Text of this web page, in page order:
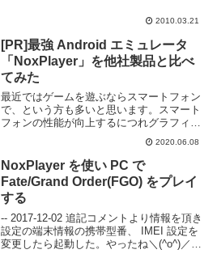
2010.03.21
[PR]最強 Android エミュレータ
「NoxPlayer」を他社製品と比べ
てみた
最近ではゲームを遊ぶならスマートフォン
で、という方も多いと思います。スマート
フォンの性能が向上するにつれグラフィッ
クの質やコンテンツ内容もコンシューマや
PC 向けタイトルに引けを取らないレベル
にまで上がっており、ゲーマー人口もどん
どん増加...
2020.06.08
NoxPlayer を使い PC で
Fate/Grand Order(FGO) をプレイ
する
-- 2017-12-02 追記コメントより情報を頂き
設定の端末情報の携帯型番、 IMEI 設定を
変更したら起動した。やったね＼(^o^)／--